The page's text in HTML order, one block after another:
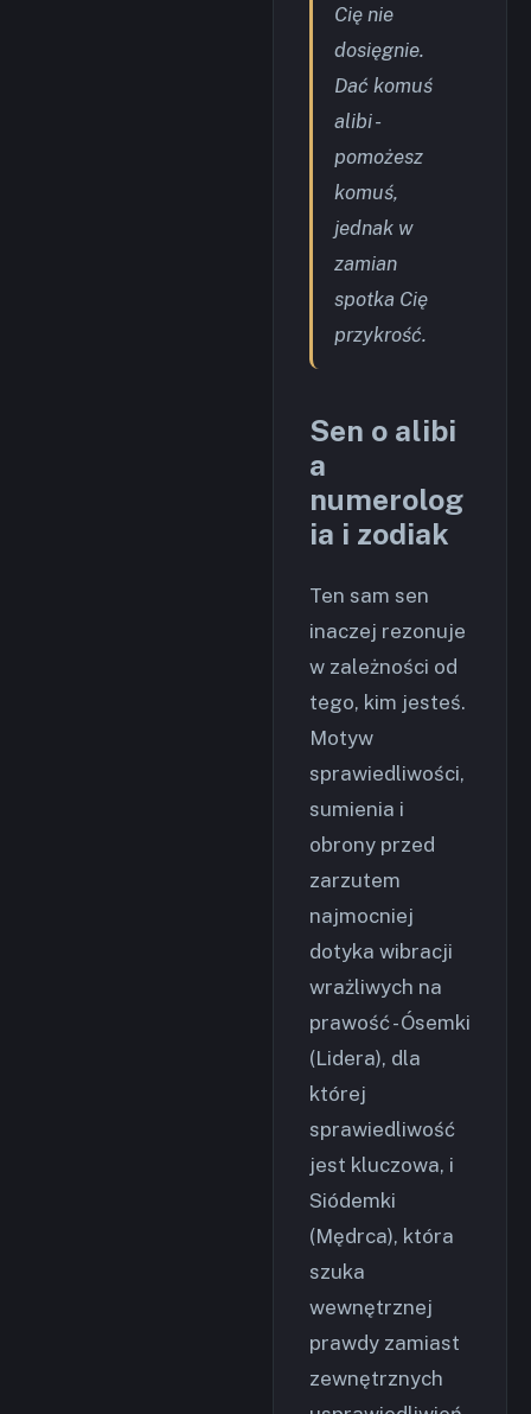
Cię nie
dosięgnie.
Dać komuś
alibi -
pomożesz
komuś,
jednak w
zamian
spotka Cię
przykrość.
Sen o alibi
a
numerolog
ia i zodiak
Ten sam sen
inaczej rezonuje
w zależności od
tego, kim jesteś.
Motyw
sprawiedliwości,
sumienia i
obrony przed
zarzutem
najmocniej
dotyka wibracji
wrażliwych na
prawość - Ósemki
(Lidera), dla
której
sprawiedliwość
jest kluczowa, i
Siódemki
(Mędrca), która
szuka
wewnętrznej
prawdy zamiast
zewnętrznych